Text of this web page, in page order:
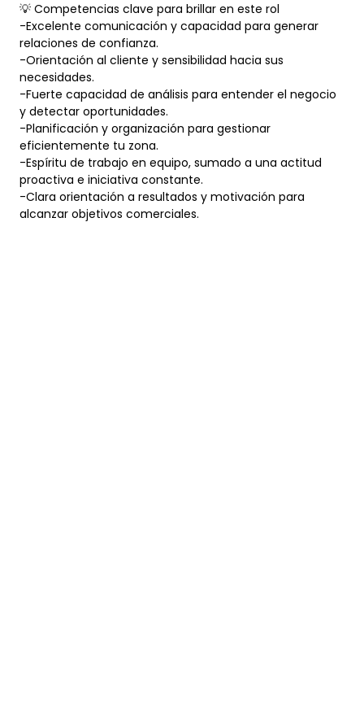
💡 Competencias clave para brillar en este rol
-Excelente comunicación y capacidad para generar
relaciones de confianza.
-Orientación al cliente y sensibilidad hacia sus
necesidades.
-Fuerte capacidad de análisis para entender el negocio
y detectar oportunidades.
-Planificación y organización para gestionar
eficientemente tu zona.
-Espíritu de trabajo en equipo, sumado a una actitud
proactiva e iniciativa constante.
-Clara orientación a resultados y motivación para
alcanzar objetivos comerciales.